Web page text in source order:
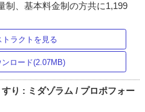
制、基本料金制の方共に1,199
トラクトを見る
ロード(2.07MB)
り : ミダゾラム / プロポフォー